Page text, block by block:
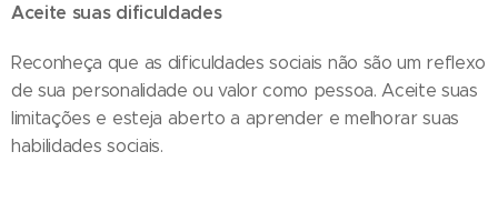
Aceite suas dificuldades
Reconheça que as dificuldades sociais não são um reflexo
de sua personalidade ou valor como pessoa. Aceite suas
limitações e esteja aberto a aprender e melhorar suas
habilidades sociais.